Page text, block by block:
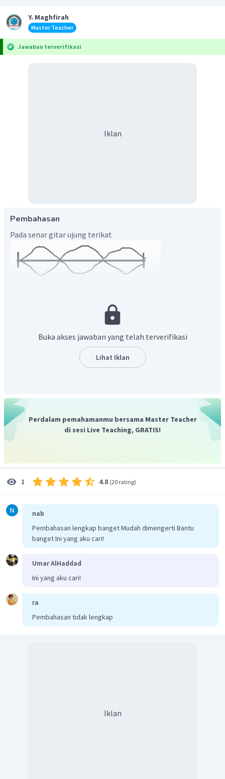
Y. Maghfirah
Master Teacher
Jawaban terverifikasi
Iklan
Pembahasan
Pada senar gitar ujung terikat
Pada pipa organa tertutup dengan 3 simpul
didapatkan :
Jadi, jawaban yang tepat adalah C.
Buka akses jawaban yang telah terverifikasi
Lihat Iklan
Perdalam pemahamanmu bersama Master Teacher
di sesi Live Teaching, GRATIS!
1 4.8 (20 rating)
nab
Pembahasan lengkap banget Mudah dimengerti Bantu
banget Ini yang aku cari!
Umar AlHaddad
Ini yang aku cari!
ra
Pembahasan tidak lengkap
Iklan